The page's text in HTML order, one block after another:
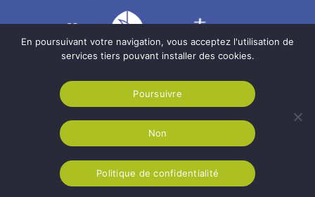
Diocèse du Havre
Politique de confidentialité
En poursuivant votre navigation, vous acceptez l'utilisation de
services tiers pouvant installer des cookies.
Poursuivre
Non
Politique de confidentialité